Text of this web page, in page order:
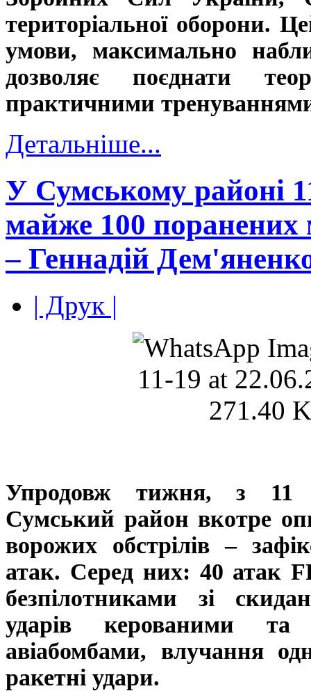
територіальної оборони.
умови, максимально
дозволяє поєднати
практичними
Детальніше...
У Сумському районі
майже 100
– Геннадій
| Друк |
Упродовж тижня, з 11
Сумський район вкотре
ворожих обстрілів –
атак. Серед них: 40 атак
безпілотниками зі
ударів керованими та
авіабомбами, влучання
ракетні удари.